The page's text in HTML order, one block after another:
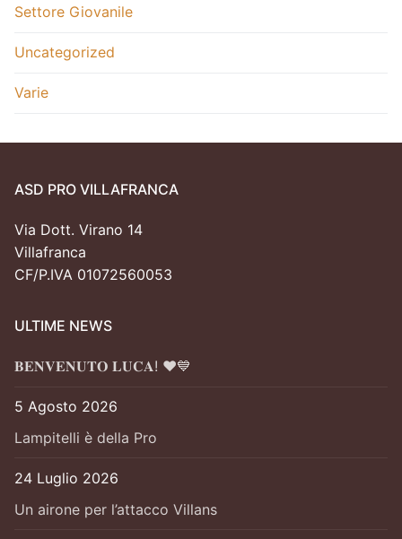
Settore Giovanile
Uncategorized
Varie
ASD PRO VILLAFRANCA
Via Dott. Virano 14
Villafranca
CF/P.IVA 01072560053
ULTIME NEWS
𝐁𝐄𝐍𝐕𝐄𝐍𝐔𝐓𝐎 𝐋𝐔𝐂𝐀! ❤️💙
5 Agosto 2026
Lampitelli è della Pro
24 Luglio 2026
Un airone per l’attacco Villans